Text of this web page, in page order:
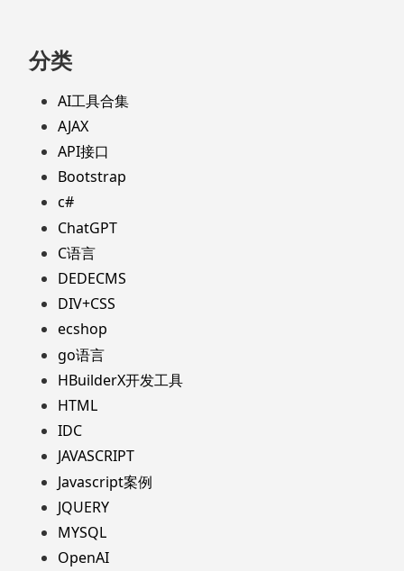
分类
AI工具合集
AJAX
API接口
Bootstrap
c#
ChatGPT
C语言
DEDECMS
DIV+CSS
ecshop
go语言
HBuilderX开发工具
HTML
IDC
JAVASCRIPT
Javascript案例
JQUERY
MYSQL
OpenAI